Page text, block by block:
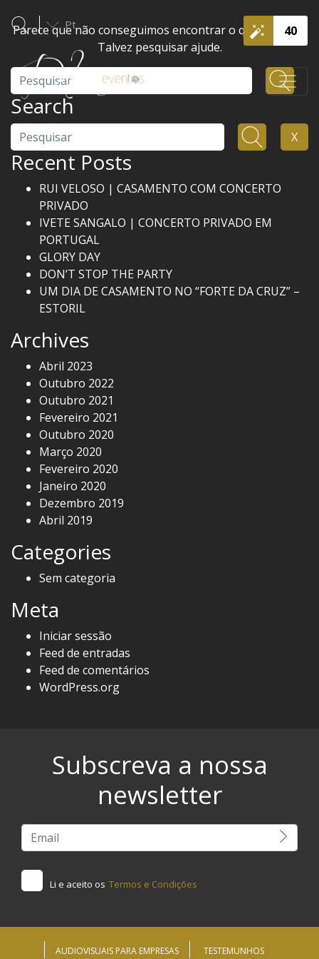
40
Pt
Parece que não conseguimos encontrar o que procura.
Talvez pesquisar ajude.
Search
Pesquisar X
Recent Posts
RUI VELOSO | CASAMENTO COM CONCERTO
PRIVADO
IVETE SANGALO | CONCERTO PRIVADO EM
PORTUGAL
GLORY DAY
DON’T STOP THE PARTY
UM DIA DE CASAMENTO NO “FORTE DA CRUZ” –
ESTORIL
Archives
Abril 2023
Outubro 2022
Outubro 2021
Fevereiro 2021
Outubro 2020
Março 2020
Fevereiro 2020
Janeiro 2020
Dezembro 2019
Abril 2019
Categories
Sem categoria
Meta
Iniciar sessão
Feed de entradas
Feed de comentários
WordPress.org
Subscreva a nossa
newsletter
Li e aceito os Termos e Condições
AUDIOVISUAIS PARA EMPRESAS TESTEMUNHOS